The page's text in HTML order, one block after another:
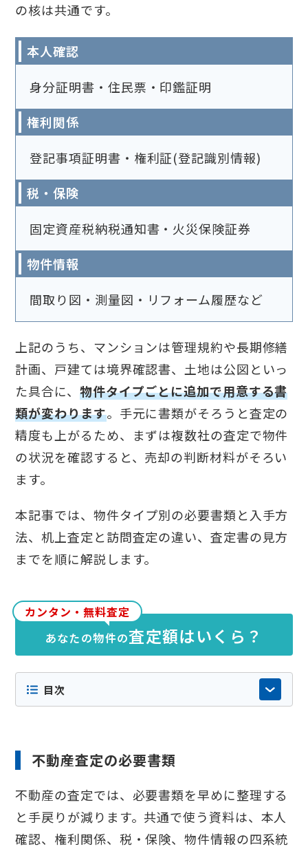
の核は共通です。
本人確認
身分証明書・住民票・印鑑証明
権利関係
登記事項証明書・権利証(登記識別情報)
税・保険
固定資産税納税通知書・火災保険証券
物件情報
間取り図・測量図・リフォーム履歴など
上記のうち、マンションは管理規約や長期修繕
計画、戸建ては境界確認書、土地は公図といっ
た具合に、 物件タイプごとに追加で用意する書
類が変わります。手元に書類がそろうと査定の
精度も上がるため、まずは複数社の査定で物件
の状況を確認すると、売却の判断材料がそろい
ます。
本記事では、物件タイプ別の必要書類と入手方
法、机上査定と訪問査定の違い、査定書の見方
までを順に解説します。
カンタン・無料査定
あなたの物件の査定額はいくら？
目次
不動産査定の必要書類
不動産の査定では、必要書類を早めに整理する
と手戻りが減ります。共通で使う資料は、本人
確認、権利関係、税・保険、物件情報の四系統